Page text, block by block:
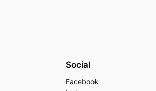
Social
Facebook